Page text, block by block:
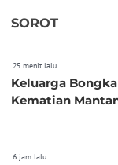
SOROT
25 menit lalu
Keluarga
Kematian
6 jam lalu